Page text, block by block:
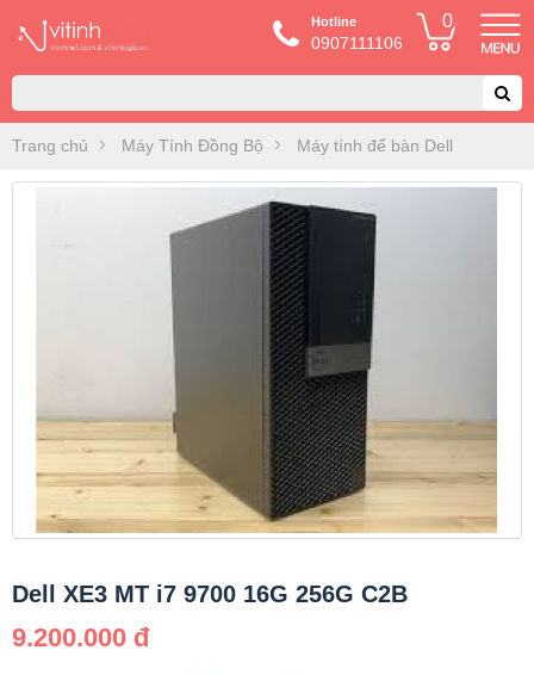
Hotline
0907111106
0
Trang chủ Máy Tính Đồng Bộ Máy tính để bàn Dell
Dell XE3 MT i7 9700 16G 256G C2B
9.200.000 đ